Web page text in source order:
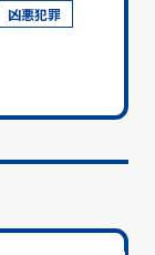
凶悪犯罪